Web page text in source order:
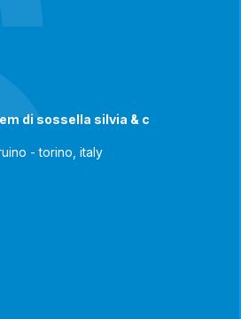
di sossella silvia & c
- torino, italy